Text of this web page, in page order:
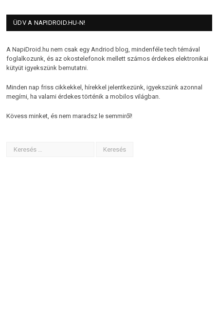
ÜDV A NAPIDROID.HU-N!
A NapiDroid.hu nem csak egy Andriod blog, mindenféle tech témával
foglalkozunk, és az okostelefonok mellett számos érdekes elektronikai
kütyüt igyekszünk bemutatni.
Minden nap friss cikkekkel, hírekkel jelentkezünk, igyekszünk azonnal
megírni, ha valami érdekes történik a mobilos világban.
Kövess minket, és nem maradsz le semmiről!